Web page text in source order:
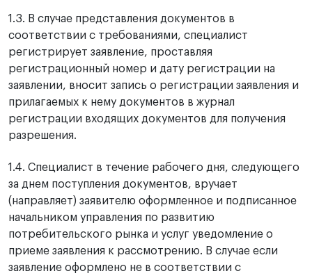
1.3. В случае представления документов в
соответствии с требованиями, специалист
регистрирует заявление, проставляя
регистрационный номер и дату регистрации на
заявлении, вносит запись о регистрации заявления и
прилагаемых к нему документов в журнал
регистрации входящих документов для получения
разрешения.
1.4. Специалист в течение рабочего дня, следующего
за днем поступления документов, вручает
(направляет) заявителю оформленное и подписанное
начальником управления по развитию
потребительского рынка и услуг уведомление о
приеме заявления к рассмотрению. В случае если
заявление оформлено не в соответствии с